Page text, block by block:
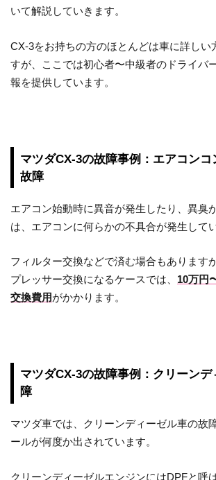
いて解説していきます。
CX-3をお持ちの方のほとんどは車に詳しい
すが、ここでは初心者〜中級者のドライバ
報を提供しています。
マツダCX-3の故障事例：エアコン
故障
エアコン始動時に異音が発生したり、異臭
は、エアコンに何らかの不具合が発生して
フィルター交換などで済む場合もあります
プレッサー交換になるケースでは、 10万円
交換費用がかかります。
マツダCX-3の故障事例：クリーン
障
マツダ車では、クリーンディーゼル車の故
ールが何度か出されています。
クリーンディーゼルエンジンにはDPFと呼